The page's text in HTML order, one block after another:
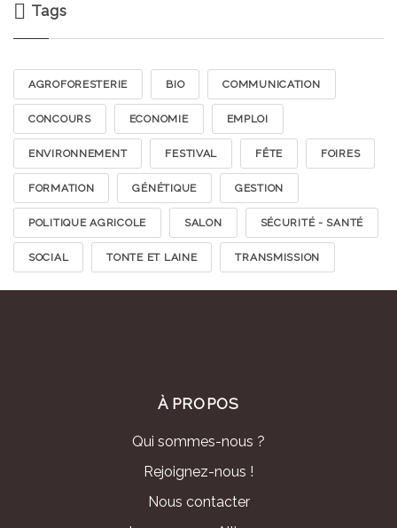
Tags
AGROFORESTERIE BIO COMMUNICATION
CONCOURS ECONOMIE EMPLOI
ENVIRONNEMENT FESTIVAL FÊTE FOIRES
FORMATION GÉNÉTIQUE GESTION
POLITIQUE AGRICOLE SALON SÉCURITÉ - SANTÉ
SOCIAL TONTE ET LAINE TRANSMISSION
À PROPOS
Qui sommes-nous ?
Rejoignez-nous !
Nous contacter